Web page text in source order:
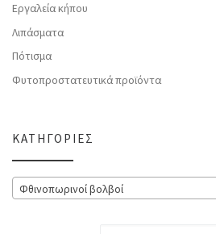
Εργαλεία κήπου
Λιπάσματα
Πότισμα
Φυτοπροστατευτικά προϊόντα
ΚΑΤΗΓΟΡΊΕΣ
Φθινοπωρινοί βολβοί